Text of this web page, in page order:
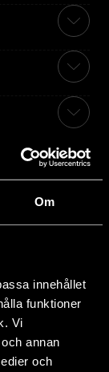
Om
innehållet
funktioner
Vi
annan
och